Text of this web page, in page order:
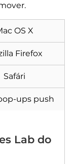
OS X
Firefox
Safári
ups push
Lab do